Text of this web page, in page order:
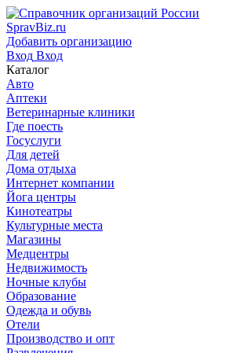
SpravBiz.ru
Добавить организацию
Вход Вход
Каталог
Авто
Аптеки
Ветеринарные клиники
Где поесть
Госуслуги
Для детей
Дома отдыха
Интернет компании
Йога центры
Кинотеатры
Культурные места
Магазины
Медцентры
Недвижимость
Ночные клубы
Образование
Одежда и обувь
Отели
Производство и опт